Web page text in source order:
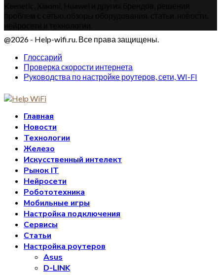
@2026 - Help-wifi.ru. Все права защищены.
Глоссарий
Проверка скорости интернета
Руководства по настройке роутеров, сети, WI-FI
Главная
Новости
Технологии
Железо
Искусственный интелект
Рынок IT
Нейросети
Робототехника
Мобильные игры
Настройка подключения
Сервисы
Статьи
Настройка роутеров
Asus
D-LINK